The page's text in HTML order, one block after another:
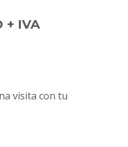
+ IVA
visita con tu